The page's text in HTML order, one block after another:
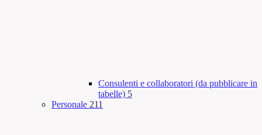
Consulenti e collaboratori (da pubblicare in
tabelle) 5
Personale 211